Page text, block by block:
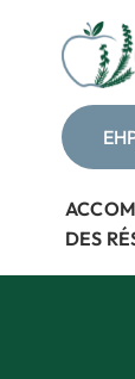
contenu
DES